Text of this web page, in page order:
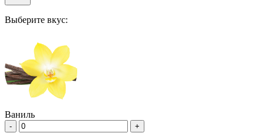
Выберите вкус:
Ваниль
- +